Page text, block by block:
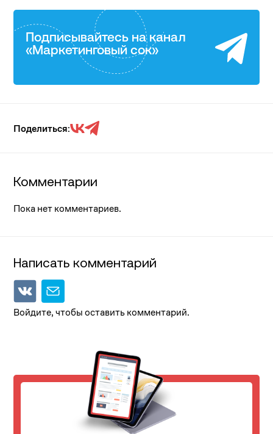
Подписывайтесь на канал
«Маркетинговый сок»
Поделиться:
Комментарии
Пока нет комментариев.
Написать комментарий
Войдите, чтобы оставить комментарий.